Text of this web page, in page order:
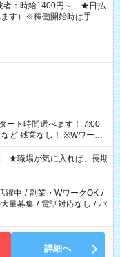
者：時給1400円～ ★日払
す）※稼働開始時は手続き
なし！ ※Wワーク
超の就業はご案内できま
務は社会保険への加入対
派遣の原則禁止）によ
難しい場合があります
職場が気に入れば、長期
躍中 / 副業・WワークOK /
量募集 / 電話対応なし / パ
詳細へ